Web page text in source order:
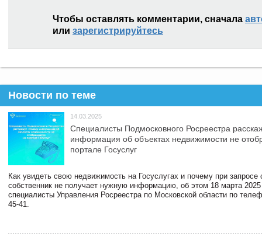
Чтобы оставлять комментарии, сначала
или зарегистрируйтесь
Новости по теме
14.03.2025
Специалисты Подмосковного Росреестра
информация об объектах недвижимости не
портале Госуслуг
Как увидеть свою недвижимость на Госуслугах и почему при запросе
собственник не получает нужную информацию, об этом 18 марта 2025
специалисты Управления Росреестра по Московской области по
45-41.